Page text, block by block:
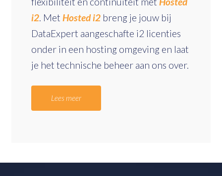
i2. Met Hosted i2 breng je jouw bij
DataExpert aangeschafte i2 licenties
onder in een hosting omgeving en laat
je het technische beheer aan ons over.
Lees meer